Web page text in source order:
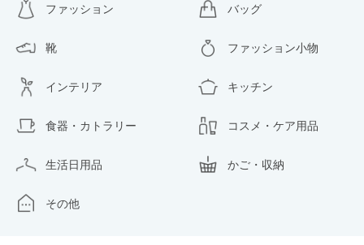
ファッション バッグ
靴 ファッション小物
インテリア キッチン
食器・カトラリー コスメ・ケア用品
生活日用品 かご・収納
その他